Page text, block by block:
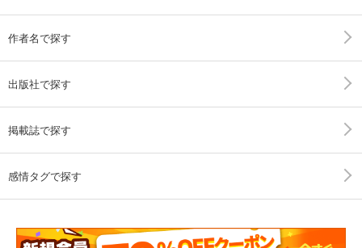
作者名で探す
出版社で探す
掲載誌で探す
感情タグで探す